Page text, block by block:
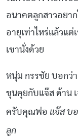
อนาคตลูกสาวอยา
อายุเท่าไหร่แล้วแ
เขานั่งด้วย
หนุ่ม กรรชัย บอกว่
ขุนคุยกับแจ๊ส ด้าน
ครับคุณพ่อ แจ๊ส บ
ลูก